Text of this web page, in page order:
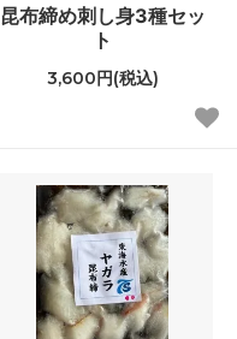
昆布締め刺し身3種セッ
ト
3,600円(税込)